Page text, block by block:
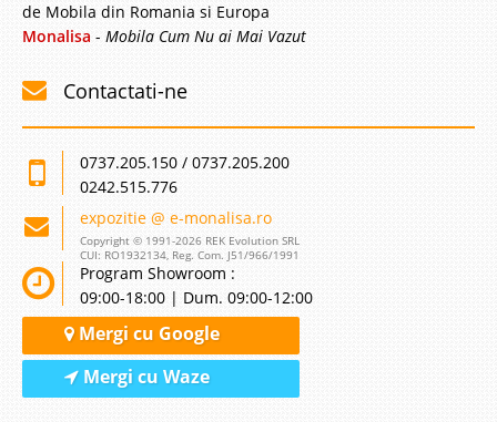
de Mobila din Romania si Europa
Monalisa - Mobila Cum Nu ai Mai Vazut
Contactati-ne
0737.205.150 / 0737.205.200
0242.515.776
expozitie @ e-monalisa.ro
Copyright © 1991-2026 REK Evolution SRL
CUI: RO1932134, Reg. Com. J51/966/1991
Program Showroom :
09:00-18:00 | Dum. 09:00-12:00
Mergi cu Google
Mergi cu Waze